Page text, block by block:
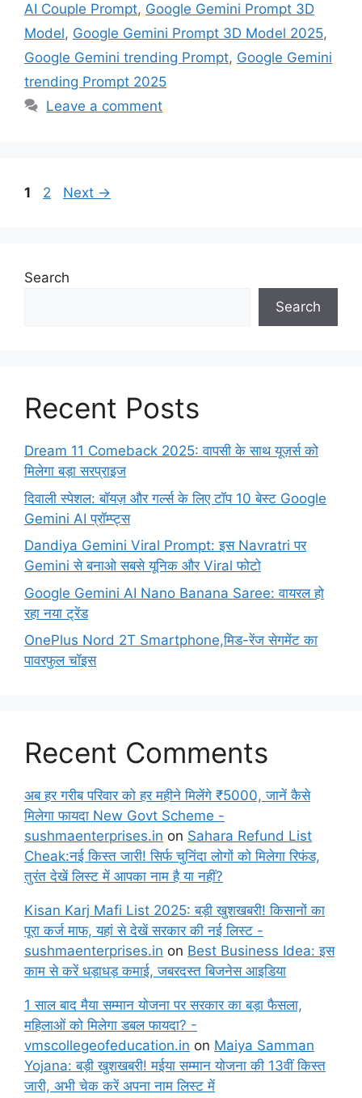
AI Couple Prompt, Google Gemini Prompt 3D
Model, Google Gemini Prompt 3D Model 2025,
Google Gemini trending Prompt, Google Gemini
trending Prompt 2025
Leave a comment
Page
1 Page
2 Next →
Search
Search
Recent Posts
Dream 11 Comeback 2025: वापसी के साथ यूज़र्स को
मिलेगा बड़ा सरप्राइज
दिवाली स्पेशल: बॉयज़ और गर्ल्स के लिए टॉप 10 बेस्ट Google
Gemini AI प्रॉम्प्ट्स
Dandiya Gemini Viral Prompt: इस Navratri पर
Gemini से बनाओ सबसे यूनिक और Viral फोटो
Google Gemini AI Nano Banana Saree: वायरल हो
रहा नया ट्रेंड
OnePlus Nord 2T Smartphone,मिड-रेंज सेगमेंट का
पावरफुल चॉइस
Recent Comments
अब हर गरीब परिवार को हर महीने मिलेंगे ₹5000, जानें कैसे
मिलेगा फायदा New Govt Scheme -
sushmaenterprises.in on Sahara Refund List
Cheak:नई किस्त जारी! सिर्फ चुनिंदा लोगों को मिलेगा रिफंड,
तुरंत देखें लिस्ट में आपका नाम है या नहीं?
Kisan Karj Mafi List 2025: बड़ी खुशखबरी! किसानों का
पूरा कर्ज माफ, यहां से देखें सरकार की नई लिस्ट -
sushmaenterprises.in on Best Business Idea: इस
काम से करें धड़ाधड़ कमाई, जबरदस्त बिजनेस आइडिया
1 साल बाद मैया सम्मान योजना पर सरकार का बड़ा फैसला,
महिलाओं को मिलेगा डबल फायदा? -
vmscollegeofeducation.in on Maiya Samman
Yojana: बड़ी खुशखबरी! मईया सम्मान योजना की 13वीं किस्त
जारी, अभी चेक करें अपना नाम लिस्ट में